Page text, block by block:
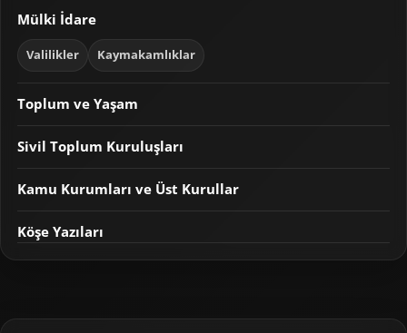
Mülki İdare
Valilikler Kaymakamlıklar
Toplum ve Yaşam
Sivil Toplum Kuruluşları
Kamu Kurumları ve Üst Kurullar
Köşe Yazıları